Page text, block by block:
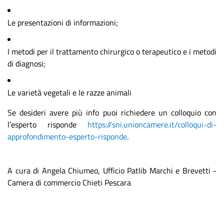
Le presentazioni di informazioni;
I metodi per il trattamento chirurgico o terapeutico e i metodi
di diagnosi;
Le varietà vegetali e le razze animali
Se desideri avere più info puoi richiedere un colloquio con
l’esperto risponde https://sni.unioncamere.it/colloqui-di-
approfondimento-esperto-risponde.
A cura di Angela Chiumeo, Ufficio Patlib Marchi e Brevetti -
Camera di commercio Chieti Pescara